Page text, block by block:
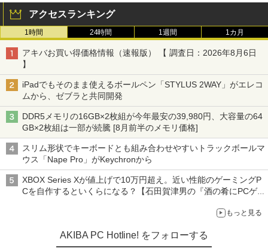
アクセスランキング
1時間 24時間 1週間 1カ月
アキバお買い得価格情報（速報版） 【 調査日：2026年8月6日
】
iPadでもそのまま使えるボールペン「STYLUS 2WAY」がエレコ
ムから、ゼブラと共同開発
DDR5メモリの16GB×2枚組が今年最安の39,980円、大容量の64
GB×2枚組は一部が続騰 [8月前半のメモリ価格]
スリム形状でキーボードとも組み合わせやすいトラックボールマ
ウス「Nape Pro」がKeychronから
XBOX Series Xが値上げで10万円超え。近い性能のゲーミングP
Cを自作するといくらになる？【石田賀津男の『酒の肴にPCゲ
もっと見る
AKIBA PC Hotline! をフォローする